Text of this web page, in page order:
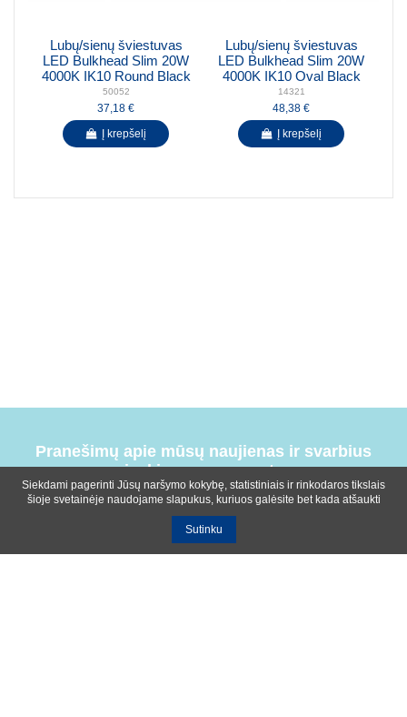
Lubų/sienų šviestuvas
LED Bulkhead Slim 20W
4000K IK10 Round Black
50052
37,18 €
Į krepšelį
Lubų/sienų šviestuvas
LED Bulkhead Slim 20W
4000K IK10 Oval Black
14321
48,38 €
Į krepšelį
Pranešimų apie mūsų naujienas ir svarbius
įvykius prenumerata
Siekdami pagerinti Jūsų naršymo kokybę, statistiniais ir rinkodaros tikslais
šioje svetainėje naudojame slapukus, kuriuos galėsite bet kada atšaukti
Sutinku